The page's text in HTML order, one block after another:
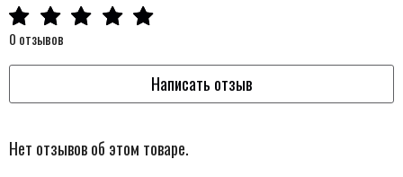
0 отзывов
Написать отзыв
Нет отзывов об этом товаре.